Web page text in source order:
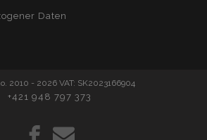
Daten
2010 - 2026 VAT: SK2023166904
+421 948 797 373